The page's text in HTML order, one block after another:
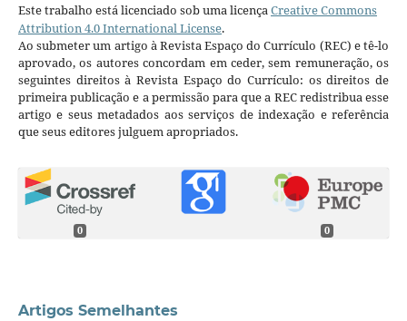
Este trabalho está licenciado sob uma licença Creative Commons
Attribution 4.0 International License.
Ao submeter um artigo à Revista Espaço do Currículo (REC) e tê-lo
aprovado, os autores concordam em ceder, sem remuneração, os
seguintes direitos à Revista Espaço do Currículo: os direitos de
primeira publicação e a permissão para que a REC redistribua esse
artigo e seus metadados aos serviços de indexação e referência
que seus editores julguem apropriados.
0 0
Artigos Semelhantes